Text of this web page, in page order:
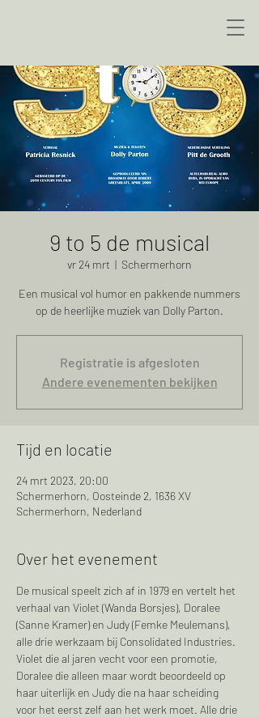
9 to 5 de musical
vr 24 mrt
  |
Schermerhorn
Een musical vol humor en pakkende nummers
op de heerlijke muziek van Dolly Parton.
Registratie is afgesloten
Andere evenementen bekijken
Tijd en locatie
24 mrt 2023, 20:00
Schermerhorn, Oosteinde 2, 1636 XV
Schermerhorn, Nederland
Over het evenement
De musical speelt zich af in 1979 en vertelt het
verhaal van Violet (Wanda Borsjes), Doralee
(Sanne Kramer) en Judy (Femke Meulemans),
alle drie werkzaam bij Consolidated Industries.
Violet die al jaren vecht voor een promotie,
Doralee die alleen maar wordt beoordeeld op
haar uiterlijk en Judy die na haar scheiding
voor het eerst zelf aan het werk moet. Alle drie